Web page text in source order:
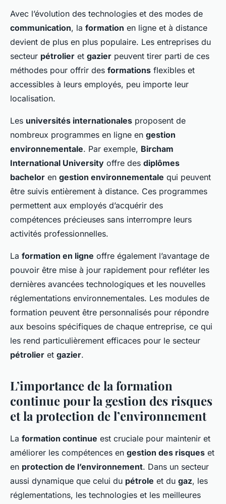
Avec l’évolution des technologies et des modes de
communication, la formation en ligne et à distance
devient de plus en plus populaire. Les entreprises du
secteur pétrolier et gazier peuvent tirer parti de ces
méthodes pour offrir des formations flexibles et
accessibles à leurs employés, peu importe leur
localisation.
Les universités internationales proposent de
nombreux programmes en ligne en gestion
environnementale. Par exemple, Bircham
International University offre des diplômes
bachelor en gestion environnementale qui peuvent
être suivis entièrement à distance. Ces programmes
permettent aux employés d’acquérir des
compétences précieuses sans interrompre leurs
activités professionnelles.
La formation en ligne offre également l’avantage de
pouvoir être mise à jour rapidement pour refléter les
dernières avancées technologiques et les nouvelles
réglementations environnementales. Les modules de
formation peuvent être personnalisés pour répondre
aux besoins spécifiques de chaque entreprise, ce qui
les rend particulièrement efficaces pour le secteur
pétrolier et gazier.
L’importance de la formation
continue pour la gestion des risques
et la protection de l’environnement
La formation continue est cruciale pour maintenir et
améliorer les compétences en gestion des risques et
en protection de l’environnement. Dans un secteur
aussi dynamique que celui du pétrole et du gaz, les
réglementations, les technologies et les meilleures